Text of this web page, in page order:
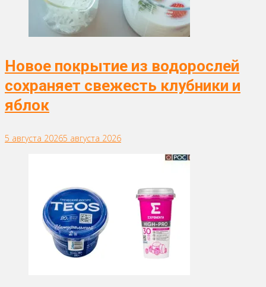
Новое покрытие из водорослей
сохраняет свежесть клубники и
яблок
5 августа 20265 августа 2026